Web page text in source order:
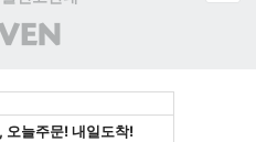
(주)
인